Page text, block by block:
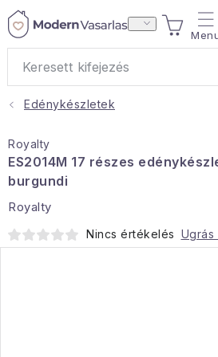
Ugrás
Ajándékok
Otthoni illatok
Teák
Lakástextil
Edénykészletek
Royalty
ES2014M 17 részes
burgundi
Royalty
Nincs értékelés